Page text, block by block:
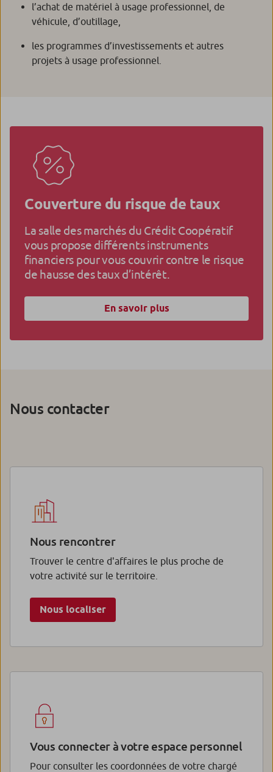
l’achat de matériel à usage professionnel, de
véhicule, d’outillage,
les programmes d’investissements et autres
projets à usage professionnel.
Couverture du risque de taux
La salle des marchés du Crédit Coopératif
vous propose différents instruments
financiers pour vous couvrir contre le risque
de hausse des taux d’intérêt.
En savoir plus
Nous contacter
Nous rencontrer
Trouver le centre d'affaires le plus proche de
votre activité sur le territoire.
Nous localiser
Vous connecter à votre espace personnel
Pour consulter les coordonnées de votre chargé